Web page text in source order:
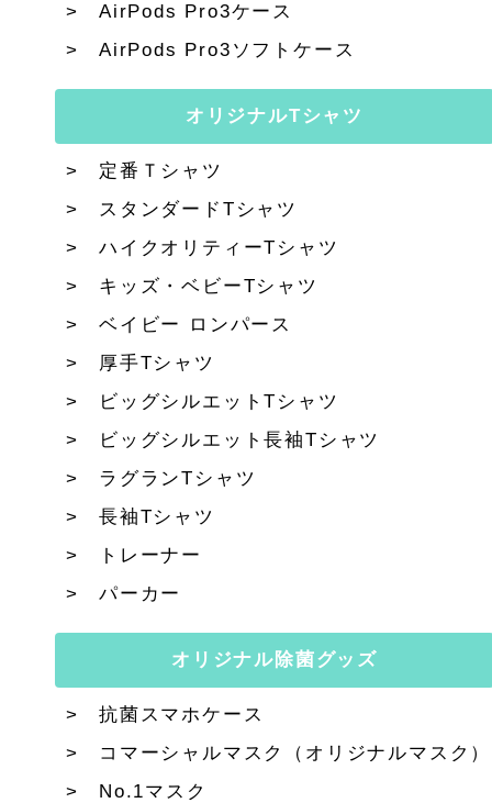
AirPods Pro3ケース
AirPods Pro3ソフトケース
オリジナルTシャツ
定番Ｔシャツ
スタンダードTシャツ
ハイクオリティーTシャツ
キッズ・ベビーTシャツ
ベイビー ロンパース
厚手Tシャツ
ビッグシルエットTシャツ
ビッグシルエット長袖Tシャツ
ラグランTシャツ
長袖Tシャツ
トレーナー
パーカー
オリジナル除菌グッズ
抗菌スマホケース
コマーシャルマスク（オリジナルマスク）
No.1マスク